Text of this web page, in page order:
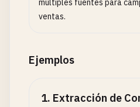
múltiples fuentes para
ventas.
Ejemplos
1. Extracción de